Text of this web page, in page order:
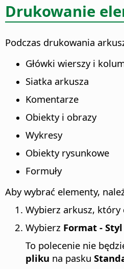
Drukowanie
Podczas drukowania
Główki wierszy i
Siatka arkusza
Komentarze
Obiekty i obrazy
Wykresy
Obiekty rysunkowe
Formuły
Aby wybrać elementy,
Wybierz arkusz, który
Wybierz Format -
To polecenie nie
pliku na pasku